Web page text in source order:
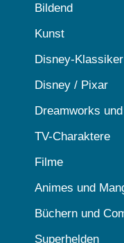
Bildend
Kunst
Disney-Klassiker
Disney / Pixar
Dreamworks
TV-Charaktere
Filme
Animes und
Büchern und
Superhelden